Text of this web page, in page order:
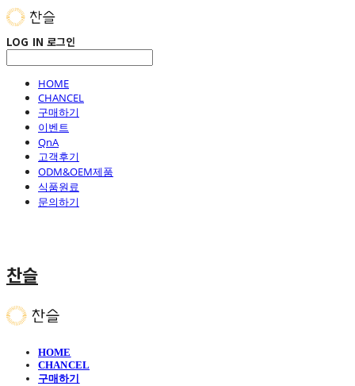
LOG IN 로그인
HOME
CHANCEL
구매하기
이벤트
QnA
고객후기
ODM&OEM제품
식품원료
문의하기
찬슬
HOME
CHANCEL
구매하기